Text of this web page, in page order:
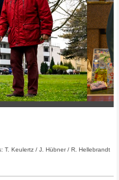
Keulertz / J. Hübner / R. Hellebrandt